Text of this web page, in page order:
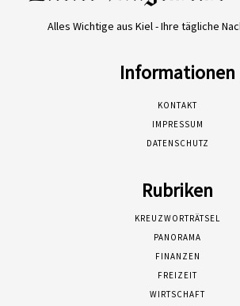
Alles Wichtige aus Kiel - Ihre tägliche
Informationen
KONTAKT
IMPRESSUM
DATENSCHUTZ
Rubriken
KREUZWORTRÄTSEL
PANORAMA
FINANZEN
FREIZEIT
WIRTSCHAFT